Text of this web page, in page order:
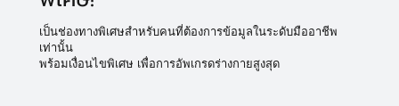
เป็นช่องทางพิเศษสำหรับคนที่ต้องการข้อมูลในระดับมืออาชีพ
เท่านั้น
พร้อมเงื่อนไขพิเศษ เพื่อการอัพเกรดร่างกายสูงสุด